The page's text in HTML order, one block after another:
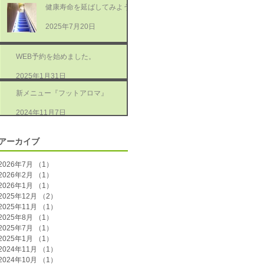
健康寿命を延ばしてみよう
2025年7月20日
WEB予約を始めました。
2025年1月31日
新メニュー『フットアロマ』
2024年11月7日
ーカイブ
年7月 （1）
年2月
（1）
年1月
（1）
年12月
（2）
年11月
（1）
年8月
（1）
年7月
（1）
年1月
（1）
年11月
（1）
年10月
（1）